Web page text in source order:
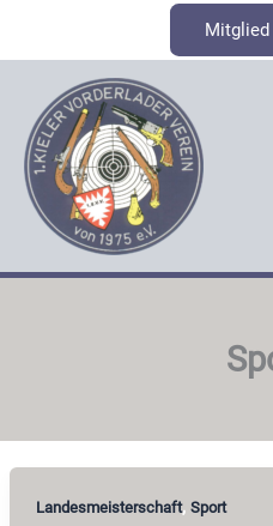
Mitglied
Landesmeisterschaft, Sport